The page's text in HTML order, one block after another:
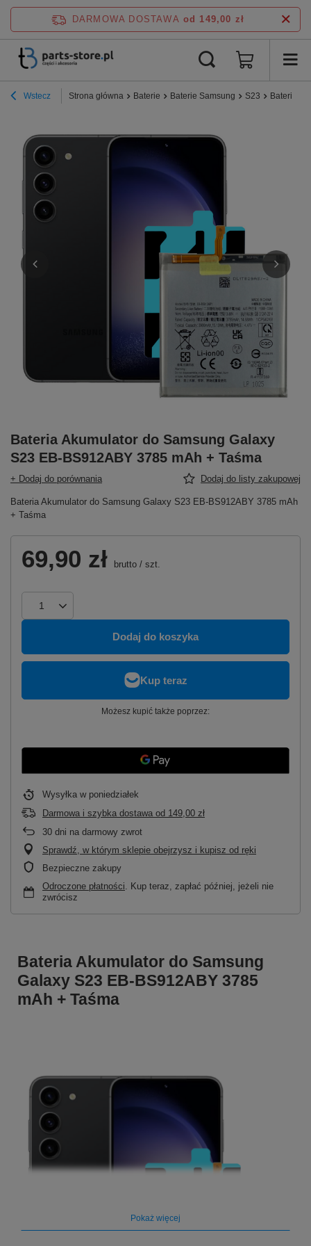
DARMOWA DOSTAWA od 149,00 zł
Wstecz Strona główna Baterie Baterie Samsung S23 Bateria
Bateria Akumulator do Samsung Galaxy
S23 EB-BS912ABY 3785 mAh + Taśma
+ Dodaj do porównania Dodaj do listy zakupowej
Bateria Akumulator do Samsung Galaxy S23 EB-BS912ABY 3785 mAh
+ Taśma
69,90 zł brutto / szt.
Dodaj do koszyka
Możesz kupić także poprzez:
Wysyłka w poniedziałek
Darmowa i szybka dostawa od 149,00 zł
30 dni na darmowy zwrot
Sprawdź, w którym sklepie obejrzysz i kupisz od ręki
Bezpieczne zakupy
Odroczone płatności . Kup teraz, zapłać później, jeżeli nie
zwrócisz
Bateria Akumulator do Samsung
Galaxy S23 EB-BS912ABY 3785
mAh + Taśma
Pokaż więcej